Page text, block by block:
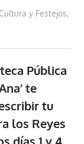
Cultura y Festejos,
Pública
te
tu
los Reyes